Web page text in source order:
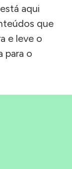
aqui
que
e leve o
para o